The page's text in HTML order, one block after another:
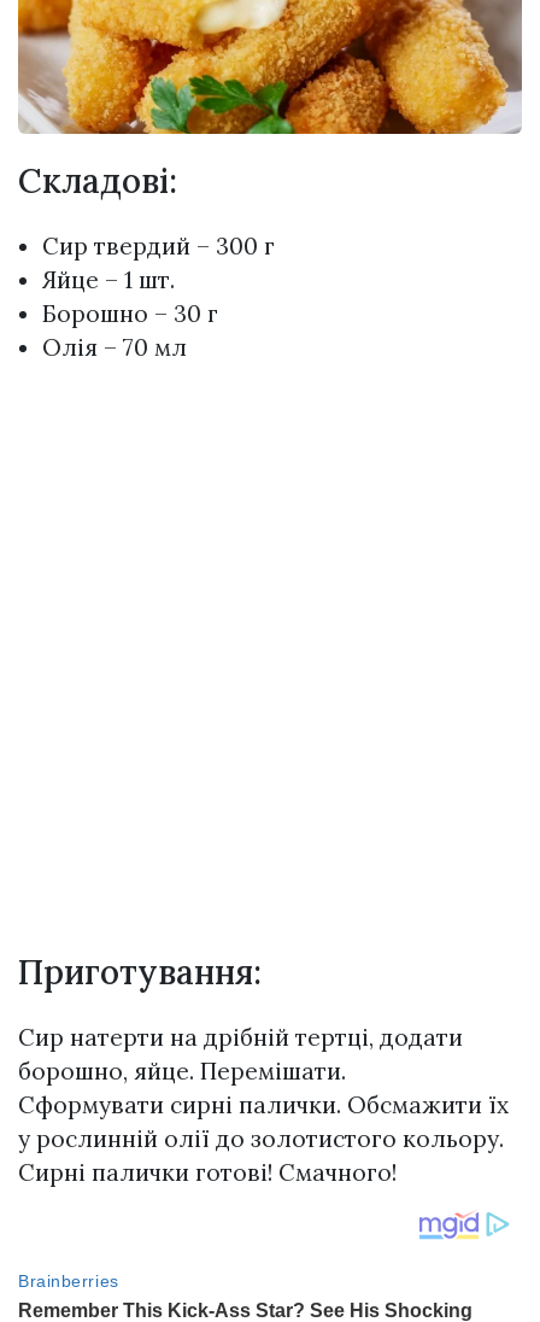
Складові:
Сир твердий – 300 г
Яйце – 1 шт.
Борошно – 30 г
Олія – 70 мл
Приготування:
Сир натерти на дрібній тертці, додати
борошно, яйце. Перемішати.
Сформувати сирні палички. Обсмажити їх
у рослинній олії до золотистого кольору.
Сирні палички готові! Смачного!